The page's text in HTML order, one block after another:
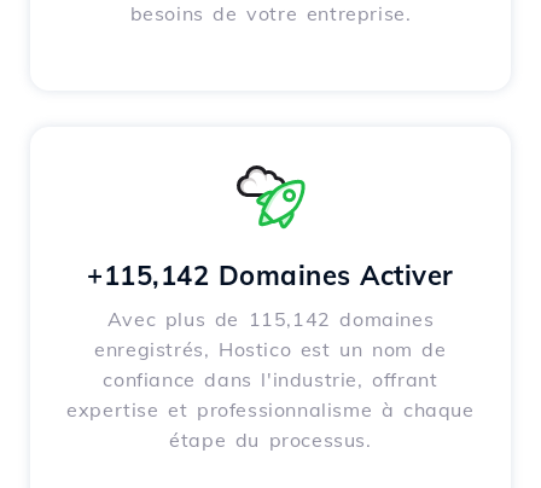
besoins de votre entreprise.
+115,142 Domaines Activer
Avec plus de 115,142 domaines
enregistrés, Hostico est un nom de
confiance dans l'industrie, offrant
expertise et professionnalisme à chaque
étape du processus.